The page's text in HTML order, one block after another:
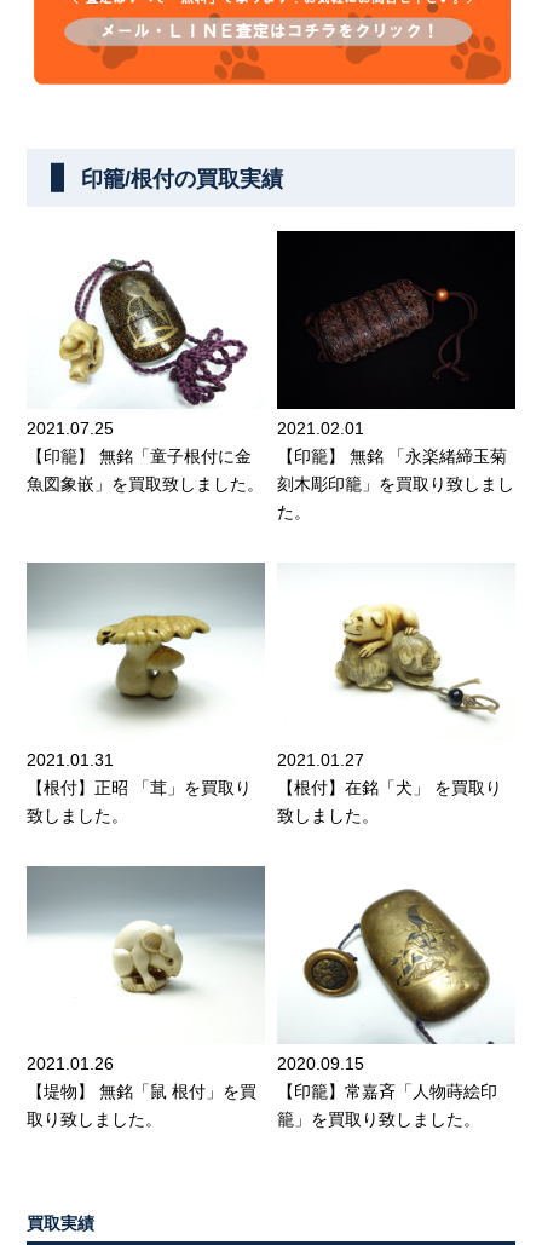
印籠/根付の買取実績
2021.07.25
【印籠】 無銘「童子根付に金
魚図象嵌」を買取致しました。
2021.02.01
【印籠】 無銘 「永楽緒締玉菊
刻木彫印籠」を買取り致しまし
た。
2021.01.31
【根付】正昭 「茸」を買取り
致しました。
2021.01.27
【根付】在銘「犬」 を買取り
致しました。
2021.01.26
【堤物】 無銘「鼠 根付」を買
取り致しました。
2020.09.15
【印籠】常嘉斉「人物蒔絵印
籠」を買取り致しました。
買取実績